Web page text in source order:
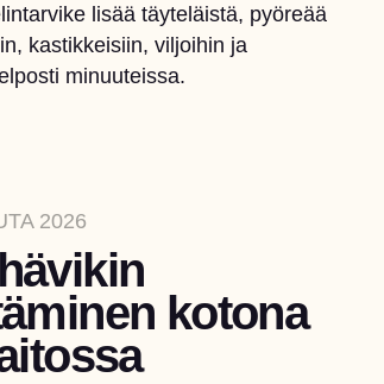
lisää täyteläistä, pyöreää
kastikkeisiin, viljoihin ja
minuuteissa.
2026
kotona